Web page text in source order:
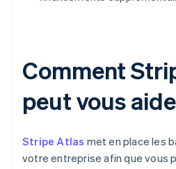
Comment
peut vous
Stripe Atlas met en place les
votre entreprise afin que vous